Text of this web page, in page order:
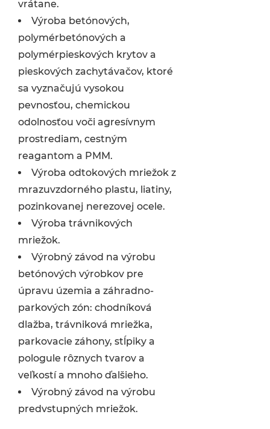
vrátane.
Výroba betónových,
polymérbetónových a
polymérpieskových krytov a
pieskových zachytávačov, ktoré
sa vyznačujú vysokou
pevnosťou, chemickou
odolnosťou voči agresívnym
prostrediam, cestným
reagantom a PMM.
Výroba odtokových mriežok z
mrazuvzdorného plastu, liatiny,
pozinkovanej nerezovej ocele.
Výroba trávnikových
mriežok.
Výrobný závod na výrobu
betónových výrobkov pre
úpravu územia a záhradno-
parkových zón: chodníková
dlažba, trávniková mriežka,
parkovacie záhony, stĺpiky a
pologule rôznych tvarov a
veľkostí a mnoho ďalšieho.
Výrobný závod na výrobu
predvstupných mriežok.